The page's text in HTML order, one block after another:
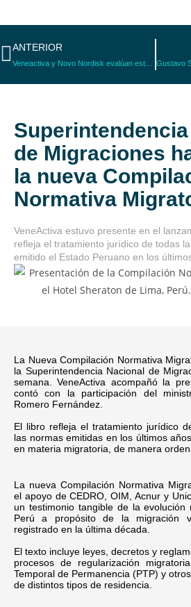
ANTERIOR
de Migraciones
la nueva
Normativa
VeneActiva estuvo presente en el
refleja el tratamiento jurídico de todas
emitido el Estado Peruano en los
La Nueva Compilación Normativa
la Superintendencia Nacional de
semana. VeneActiva acompañó la
contó con la participación del
Romero Fernández.
El libro refleja el tratamiento jurídico
las normas emitidas en los últimos
en materia migratoria, de manera
La nueva Compilación Normativa
el apoyo de CEDRO, OIM, Acnur y
un testimonio tangible de la evolución
Perú a propósito de la migración
registrado en la última década.
El texto incluye leyes, decretos y
procesos de regularización
Temporal de Permanencia (PTP) y
de distintos tipos de residencia.